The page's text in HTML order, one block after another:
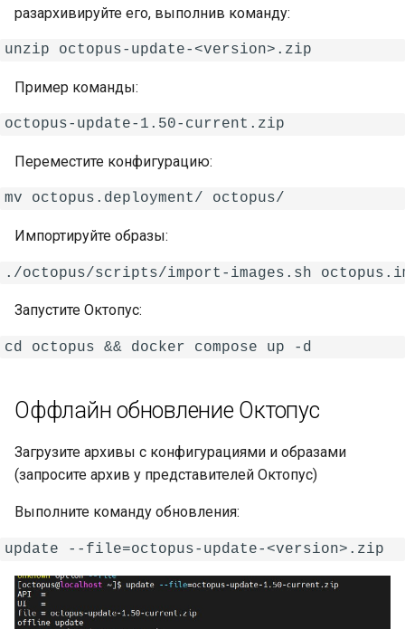
разархивируйте его, выполнив команду:
Пример команды:
Переместите конфигурацию:
Импортируйте образы:
Запустите Октопус:
Оффлайн обновление Октопус
Загрузите архивы с конфигурациями и образами
(запросите архив у представителей Октопус)
Выполните команду обновления: